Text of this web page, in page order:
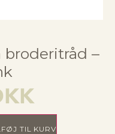
–
TIL KURV